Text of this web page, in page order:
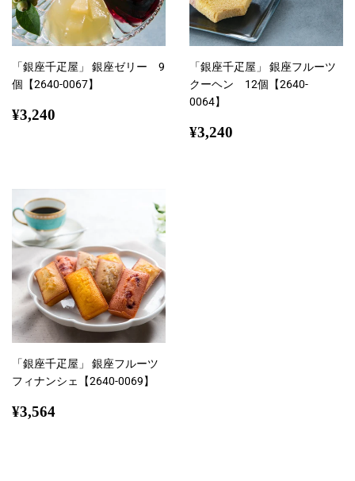
「銀座千疋屋」 銀座ゼリー 9
個【2640-0067】
通
¥3,240
「銀座千疋屋」 銀座フルーツ
クーヘン 12個【2640-
0064】
通
¥3,240
「銀座千疋屋」 銀座フルーツ
フィナンシェ【2640-0069】
通
¥3,564